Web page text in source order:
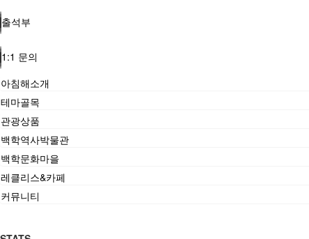
출석부
1:1 문의
아침해소개
테마골목
관광상품
백학역사박물관
백학문화마을
레클리스&카페
커뮤니티